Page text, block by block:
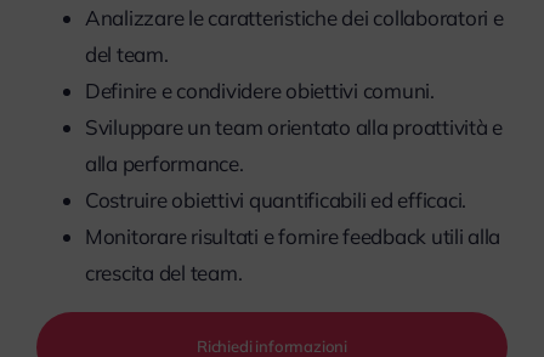
Analizzare le caratteristiche dei collaboratori e
del team.
Definire e condividere obiettivi comuni.
Sviluppare un team orientato alla proattività e
alla performance.
Costruire obiettivi quantificabili ed efficaci.
Monitorare risultati e fornire feedback utili alla
crescita del team.
Richiedi informazioni